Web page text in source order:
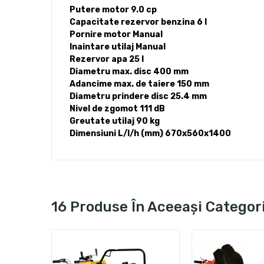
Putere motor 9.0 cp
Capacitate rezervor benzina 6 l
Pornire motor Manual
Inaintare utilaj Manual
Rezervor apa 25 l
Diametru max. disc 400 mm
Adancime max. de taiere 150 mm
Diametru prindere disc 25.4 mm
Nivel de zgomot 111 dB
Greutate utilaj 90 kg
Dimensiuni L/l/h (mm) 670x560x1400
16 Produse În Aceeași